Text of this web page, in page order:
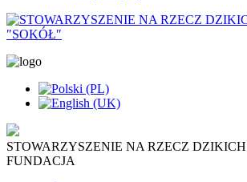
STOWARZYSZENIE NA RZECZ
FUNDACJA